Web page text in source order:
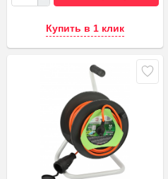
Купить в 1 клик